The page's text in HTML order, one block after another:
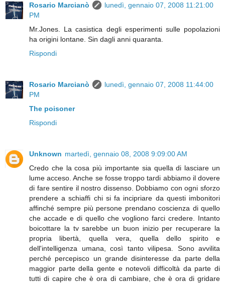
Rosario Marcianò
lunedì, gennaio 07, 2008 11:21:00
PM
Mr.Jones. La casistica degli esperimenti sulle popolazioni
ha origini lontane. Sin dagli anni quaranta.
Rispondi
Rosario Marcianò
lunedì, gennaio 07, 2008 11:44:00
PM
The poisoner
Rispondi
Unknown martedì, gennaio 08, 2008 9:09:00 AM
Credo che la cosa più importante sia quella di lasciare un
lume acceso. Anche se fosse troppo tardi abbiamo il dovere
di fare sentire il nostro dissenso. Dobbiamo con ogni sforzo
prendere a schiaffi chi si fa incipriare da questi imbonitori
affinché sempre più persone prendano coscienza di quello
che accade e di quello che vogliono farci credere. Intanto
boicottare la tv sarebbe un buon inizio per recuperare la
propria libertà, quella vera, quella dello spirito e
dell'intelligenza umana, così tanto vilipesa. Sono avvilita
perché percepisco un grande disinteresse da parte della
maggior parte della gente e notevoli difficoltà da parte di
tutti di capire che è ora di cambiare, che è ora di gridare